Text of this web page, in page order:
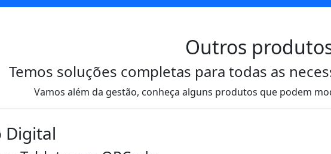
Outros
Temos soluções completas para todas as
Vamos além da gestão, conheça alguns produtos que podem
Digital